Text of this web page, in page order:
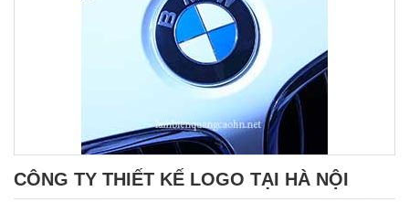
CÔNG TY THIẾT KẾ LOGO TẠI HÀ NỘI